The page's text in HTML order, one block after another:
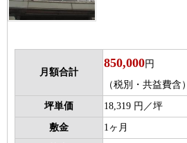
月額合計
850,000円
（税別・共益費含）
坪単価 18,319 円／坪
敷金 1ヶ月